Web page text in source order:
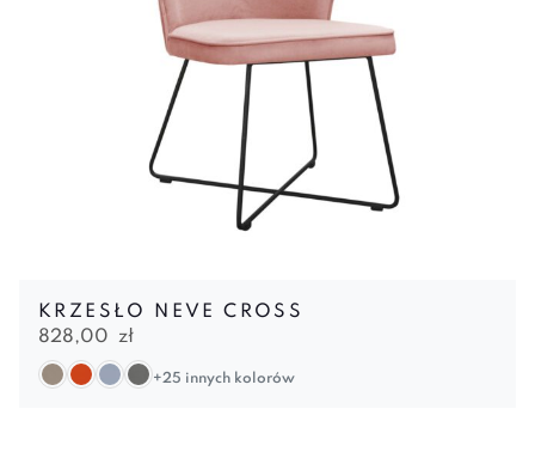
KRZESŁO NEVE CROSS
828,00 zł
+25 innych kolorów